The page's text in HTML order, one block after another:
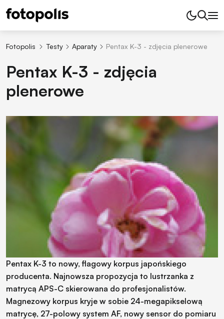
Fotopolis Testy Aparaty Pentax K-3 - zdjęcia plenerowe
Pentax K-3 - zdjęcia
plenerowe
Pentax K-3 to nowy, flagowy korpus japońskiego
producenta. Najnowsza propozycja to lustrzanka z
matrycą APS-C skierowana do profesjonalistów.
Magnezowy korpus kryje w sobie 24-megapikselową
matrycę, 27-polowy system AF, nowy sensor do pomiaru